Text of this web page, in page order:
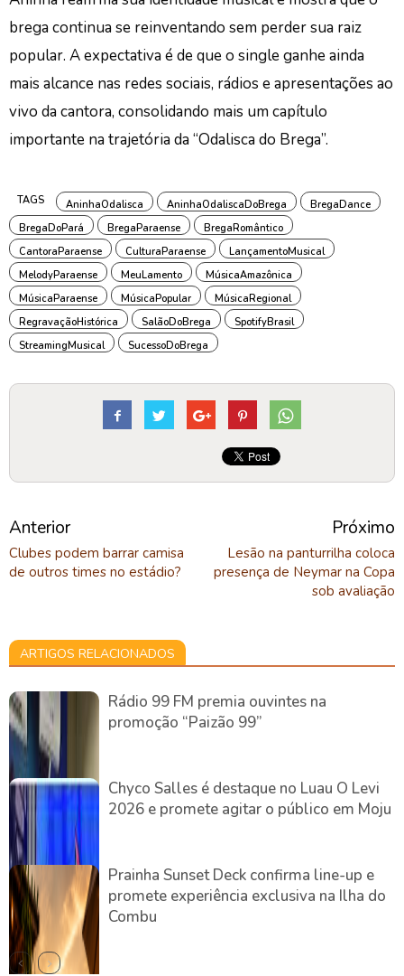
brega continua se reinventando sem perder sua raiz
popular. A expectativa é de que o single ganhe ainda
mais alcance nas redes sociais, rádios e apresentações ao
vivo da cantora, consolidando mais um capítulo
importante na trajetória da “Odalisca do Brega”.
TAGS AninhaOdalisca AninhaOdaliscaDoBrega
BregaDance
BregaDoPará
BregaParaense
BregaRomântico
CantoraParaense
CulturaParaense
LançamentoMusical
MelodyParaense
MeuLamento
MúsicaAmazônica
MúsicaParaense
MúsicaPopular
MúsicaRegional
RegravaçãoHistórica
SalãoDoBrega
SpotifyBrasil
StreamingMusical
SucessoDoBrega
Anterior
Clubes podem barrar camisa
de outros times no estádio?
Próximo
Lesão na panturrilha coloca
presença de Neymar na Copa
sob avaliação
ARTIGOS RELACIONADOS
Rádio 99 FM premia ouvintes na
promoção “Paizão 99”
Chyco Salles é destaque no Luau O Levi
2026 e promete agitar o público em Moju
Prainha Sunset Deck confirma line-up e
promete experiência exclusiva na Ilha do
Combu